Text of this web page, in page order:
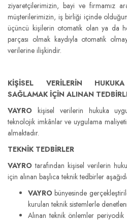
ziyaretçilerimizin, bayi ve firmamız
müşterilerimizin, iş birliği içinde
üçüncü kişilerin otomatik olan ya da
parçası olmak kaydıyla otomatik
verilerine ilişkindir.
KİŞİSEL VERİLERİN
SAĞLAMAK İÇİN ALINAN
VAYRO kişisel verilerin hukuka
teknolojik imkânlar ve uygulama
almaktadır.
TEKNİK TEDBİRLER
VAYRO tarafından kişisel verilerin
için alınan başlıca teknik tedbirler
VAYRO bünyesinde
kurulan teknik sistemlerle
Alınan teknik önlemler